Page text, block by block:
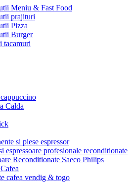
Meniu & Fast Food
prajituri
Pizza
Burger
tacamuri
Calda
si piese espressor
espressoare profesionale reconditionate
Reconditionate Saeco Philips
cafea vendig & togo